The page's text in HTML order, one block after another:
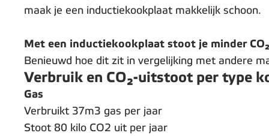
maak je een inductiekookplaat makkelijk schoon.
Met een inductiekookplaat stoot je minder
Benieuwd hoe dit zit in vergelijking met andere
Verbruik en CO₂-uitstoot per type
Gas
Verbruikt 37m3 gas per jaar
Stoot 80 kilo CO2 uit per jaar